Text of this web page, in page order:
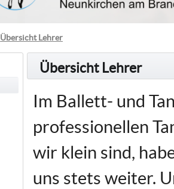
Übersicht Lehrer
Übersicht Lehrer
Im Ballett- und
professionellen
wir klein sind,
uns stets weiter.